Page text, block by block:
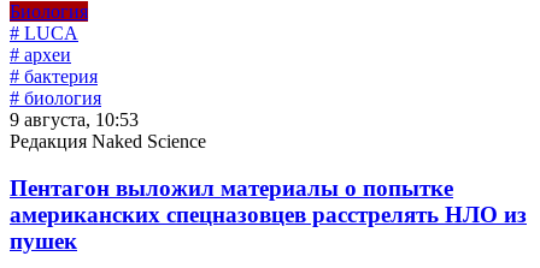
Биология
# LUCA
# археи
# бактерия
# биология
9 августа, 10:53
Редакция Naked Science
Пентагон выложил материалы о попытке
американских спецназовцев расстрелять НЛО из
пушек